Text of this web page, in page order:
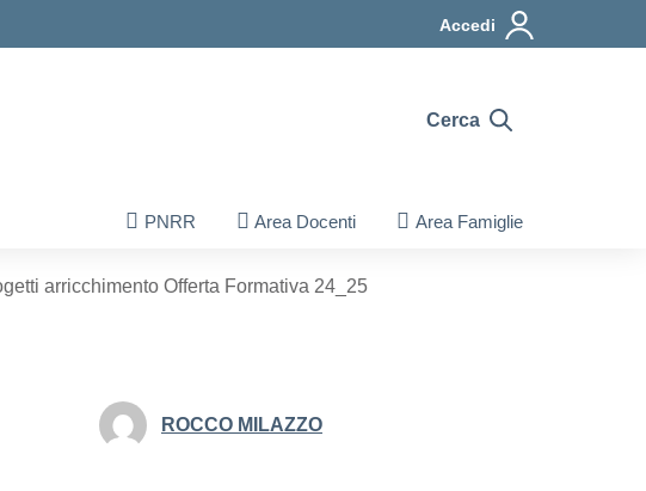
Accedi
Cerca
PNRR Area Docenti Area Famiglie
arricchimento Offerta Formativa 24_25
ROCCO MILAZZO